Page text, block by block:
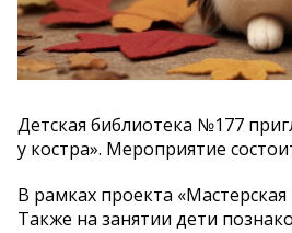
Детская библиотека №177
у костра». Мероприятие
В рамках проекта «
Также на занятии дети